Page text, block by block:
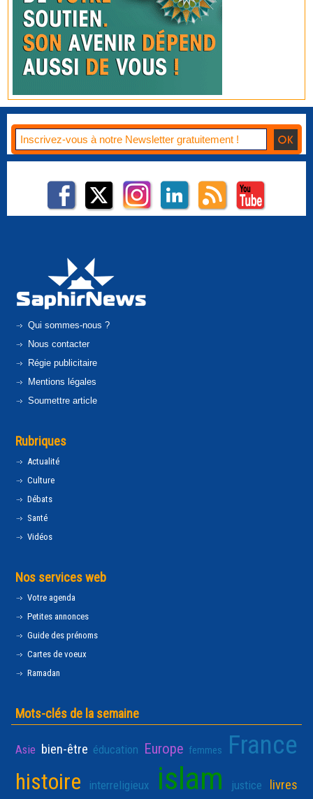
Qui sommes-nous ?
Nous contacter
Régie publicitaire
Mentions légales
Soumettre article
Rubriques
Actualité
Culture
Débats
Santé
Vidéos
Nos services web
Votre agenda
Petites annonces
Guide des prénoms
Cartes de voeux
Ramadan
Mots-clés de la semaine
Asie bien-être éducation Europe femmes France
histoire interreligieux islam justice livres